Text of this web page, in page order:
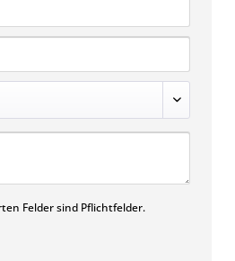
Felder sind Pflichtfelder.